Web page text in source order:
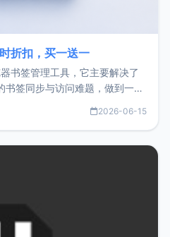
折扣，买一送一
书签管理工具，它主要解决了
签同步与访问难题，做到一处
地址：
2026-06-15